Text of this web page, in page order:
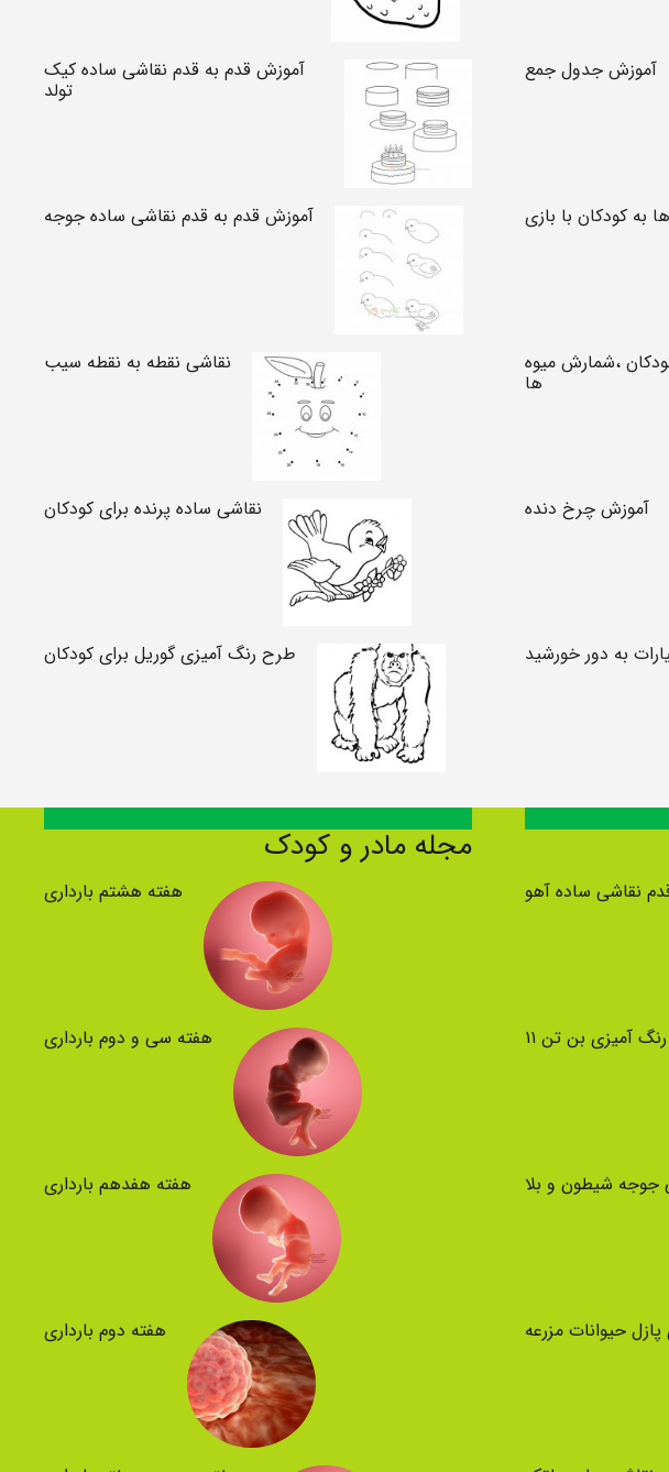
آموزش جدول جمع
به کودکان با بازی
،شمارش میوه
ها
آموزش چرخ دنده
به دور خورشید
آموزش قدم به قدم نقاشی ساده کیک
تولد
آموزش قدم به قدم نقاشی ساده جوجه
نقاشی نقطه به نقطه سیب
نقاشی ساده پرنده برای کودکان
طرح رنگ آمیزی گوریل برای کودکان
نقاشی ساده آهو
آمیزی بن تن ۱۱
جوجه شیطون و بلا
پازل حیوانات مزرعه
مجله مادر و کودک
هفته هشتم بارداری
هفته سی و دوم بارداری
هفته هفدهم بارداری
هفته دوم بارداری